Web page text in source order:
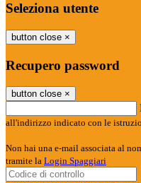
Seleziona utente
button close ×
Recupero password
button close ×
all'indirizzo indicato con le
Non hai una e-mail associata al
tramite la Login Spaggiari